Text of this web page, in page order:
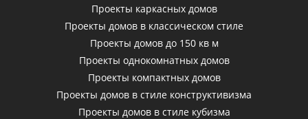
Проекты каркасных домов
Проекты домов в классическом стиле
Проекты домов до 150 кв м
Проекты однокомнатных домов
Проекты компактных домов
Проекты домов в стиле конструктивизма
Проекты домов в стиле кубизма